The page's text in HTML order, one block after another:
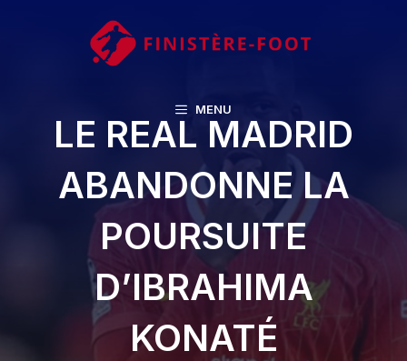
MENU
LE REAL MADRID
ABANDONNE LA
POURSUITE
D’IBRAHIMA
KONATÉ